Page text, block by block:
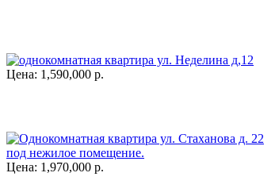
Цена: 1,590,000 р.
Цена: 1,970,000 р.